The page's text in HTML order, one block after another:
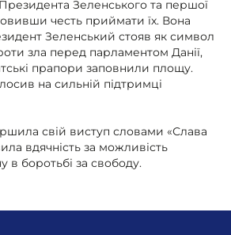
Зеленського та першої
честь приймати їх. Вона
Зеленський стояв як символ
зла перед парламентом Данії,
прапори заповнили площу.
на сильній підтримці
свій виступ словами «Слава
вдячність за можливість
в боротьбі за свободу.